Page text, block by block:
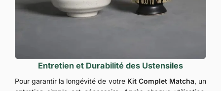
Entretien et Durabilité des Ustensiles
Pour garantir la longévité de votre Kit Complet Matcha, un